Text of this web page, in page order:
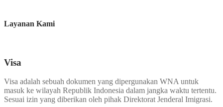
Layanan Kami
Visa
Visa adalah sebuah dokumen yang dipergunakan WNA untuk
masuk ke wilayah Republik Indonesia dalam jangka waktu tertentu.
Sesuai izin yang diberikan oleh pihak Direktorat Jenderal Imigrasi.